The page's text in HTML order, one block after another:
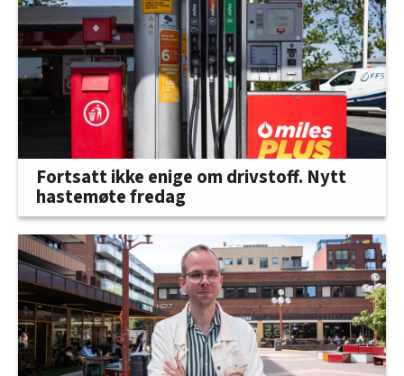
Fortsatt ikke enige om drivstoff. Nytt
hastemøte fredag